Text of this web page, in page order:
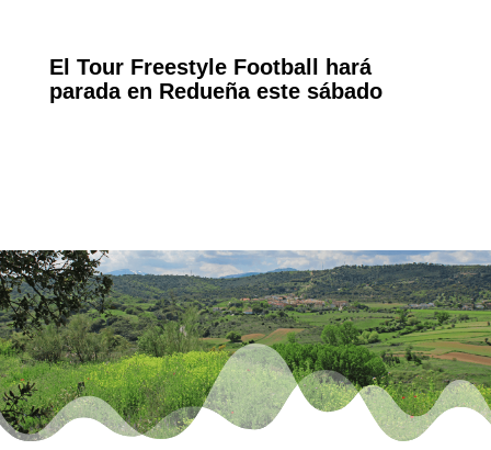
El Tour Freestyle Football hará
parada en Redueña este sábado